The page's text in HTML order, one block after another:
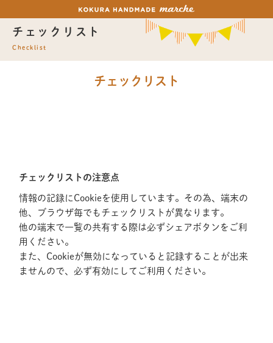
チェックリスト
Checklist
チェックリスト
チェックリストの注意点
情報の記録にCookieを使用しています。その為、端末の
他、ブラウザ毎でもチェックリストが異なります。
他の端末で一覧の共有する際は必ずシェアボタンをご利
用ください。
また、Cookieが無効になっていると記録することが出来
ませんので、必ず有効にしてご利用ください。